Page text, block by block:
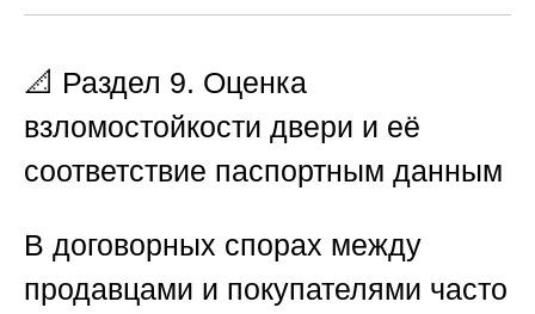
📐 Раздел 9. Оценка
взломостойкости двери и её
соответствие паспортным данным
В договорных спорах между
продавцами и покупателями часто